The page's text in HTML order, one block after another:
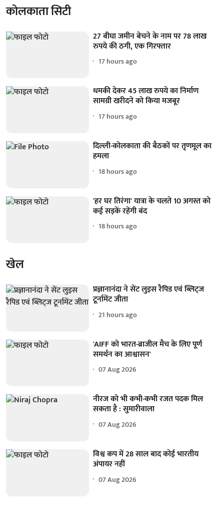
कोलकाता सिटी
27 बीघा जमीन बेचने के नाम पर 78 लाख
रुपये की ठगी, एक गिरफ्तार
17 hours ago
धमकी देकर 45 लाख रुपये का निर्माण
सामग्री खरीदने को किया मजबूर
17 hours ago
दिल्ली-कोलकाता की बैठकों पर तृणमूल का
हमला
18 hours ago
'हर घर तिरंगा' यात्रा के चलते 10 अगस्त को
कई सड़कें रहेंगी बंद
18 hours ago
खेल
प्रज्ञानानंदा ने सेंट लुइस रैपिड एवं ब्लिट्ज
टूर्नामेंट जीता
21 hours ago
'AIFF को भारत-ब्राजील मैच के लिए पूर्ण
समर्थन का आश्वासन'
07 Aug 2026
नीरज को भी कभी-कभी रजत पदक मिल
सकता है : सुमारीवाला
07 Aug 2026
विश्व कप में 28 साल बाद कोई भारतीय
अंपायर नहीं
07 Aug 2026